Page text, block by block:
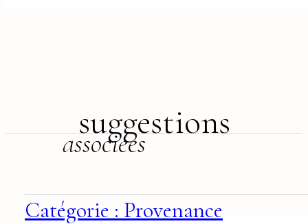
suggestions
associées
Catégorie : Provenance